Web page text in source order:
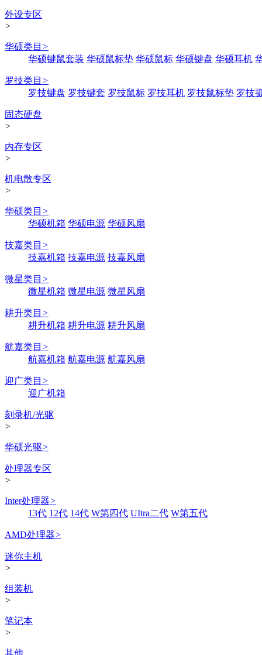
外设专区
>
华硕类目 >
华硕键鼠套装 华硕鼠标垫 华硕鼠标 华硕键盘 华硕耳机
罗技类目 >
罗技键盘 罗技键套 罗技鼠标 罗技耳机 罗技鼠标垫 罗技
固态硬盘
>
内存专区
>
机电散专区
>
华硕类目 >
华硕机箱 华硕电源 华硕风扇
技嘉类目 >
技嘉机箱 技嘉电源 技嘉风扇
微星类目 >
微星机箱 微星电源 微星风扇
耕升类目 >
耕升机箱 耕升电源 耕升风扇
航嘉类目 >
航嘉机箱 航嘉电源 航嘉风扇
迎广类目 >
迎广机箱
刻录机/光驱
>
华硕光驱>
处理器专区
>
Inter处理器>
13代 12代 14代 W第四代 UItra二代 W第五代
AMD处理器>
迷你主机
>
组装机
>
笔记本
>